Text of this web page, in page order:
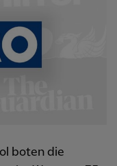
boten die